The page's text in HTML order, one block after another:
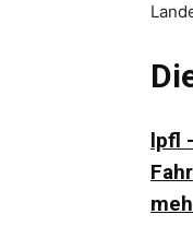
lpfl